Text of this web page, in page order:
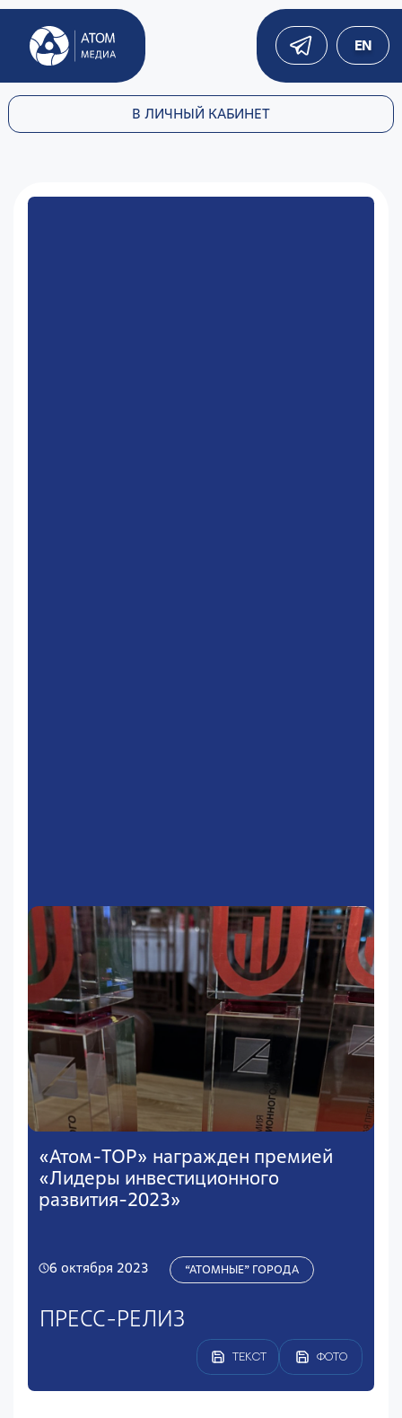
EN
В ЛИЧНЫЙ КАБИНЕТ
«Атом-ТОР» награжден премией
«Лидеры инвестиционного
развития-2023»
6 октября 2023 “АТОМНЫЕ” ГОРОДА
ПРЕСС-РЕЛИЗ
ТЕКСТ ФОТО